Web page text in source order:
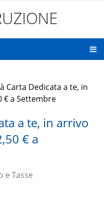
Carta Dedicata a te, in
€ a Settembre
a te, in arrivo
€ a
e Tasse